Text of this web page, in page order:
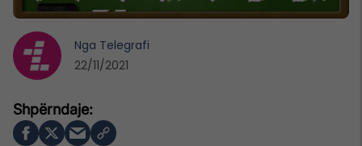
Nga Telegrafi
22/11/2021